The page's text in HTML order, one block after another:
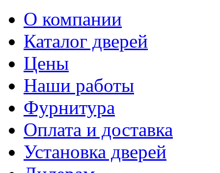
О компании
Каталог дверей
Цены
Наши работы
Фурнитура
Оплата и доставка
Установка дверей